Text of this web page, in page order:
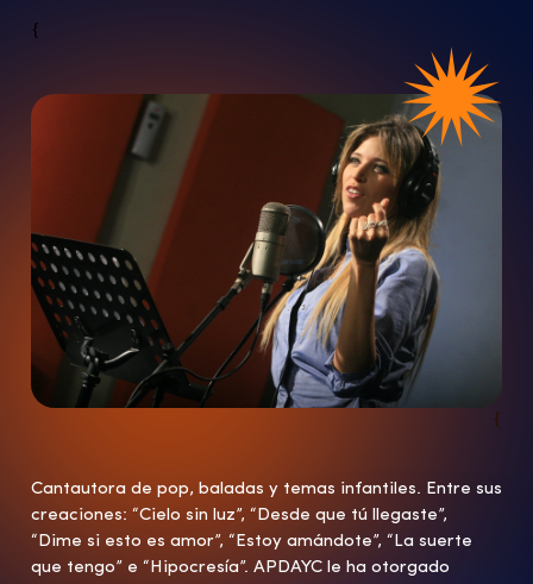
{
{
Cantautora de pop, baladas y temas infantiles. Entre sus
creaciones: “Cielo sin luz”, “Desde que tú llegaste”,
“Dime si esto es amor”, “Estoy amándote”, “La suerte
que tengo” e “Hipocresía”. APDAYC le ha otorgado